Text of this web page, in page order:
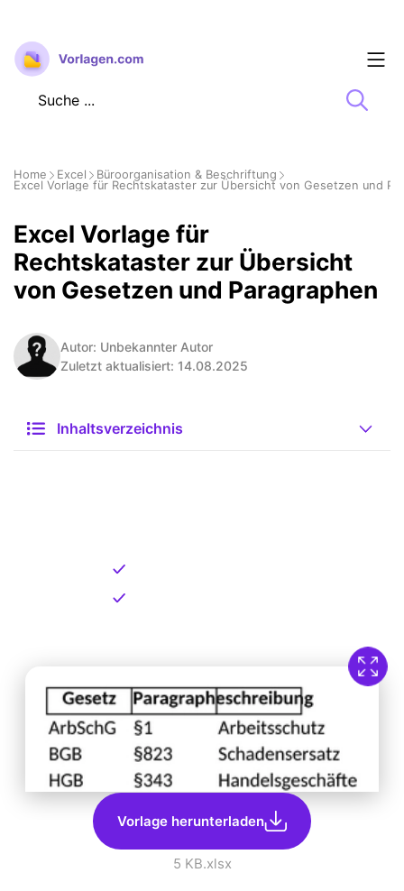
Zum
Inhalt
springen
Home Excel
Büroorganisation & Beschriftung
Excel Vorlage für Rechtskataster zur Übersicht von Gesetzen und
Excel Vorlage für
Rechtskataster zur Übersicht
von Gesetzen und Paragraphen
Autor: Unbekannter Autor
Zuletzt aktualisiert: 14.08.2025
Inhaltsverzeichnis
Vorlage herunterladen
5 KB.xlsx